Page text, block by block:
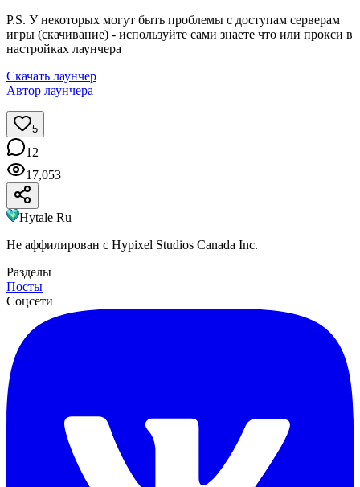
P.S. У некоторых могут быть проблемы с доступам серверам
игры (скачивание) - используйте сами знаете что или прокси в
настройках лаунчера
Скачать лаунчер
Автор лаунчера
5
12
17,053
Hytale Ru
Не аффилирован с Hypixel Studios Canada Inc.
Разделы
Посты
Соцсети